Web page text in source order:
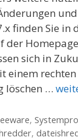
finden Sie in
der
sich in
einem
löschen …
,
,